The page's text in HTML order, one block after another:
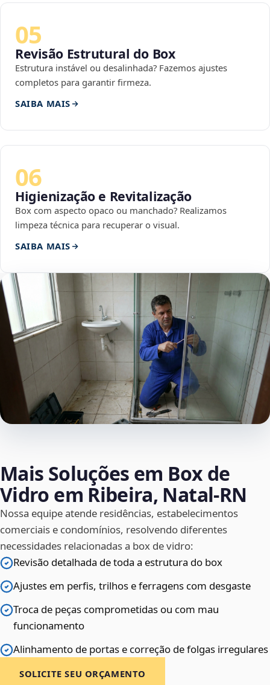
05
Revisão Estrutural do Box
Estrutura instável ou desalinhada? Fazemos ajustes
completos para garantir firmeza.
SAIBA MAIS
06
Higienização e Revitalização
Box com aspecto opaco ou manchado? Realizamos
limpeza técnica para recuperar o visual.
SAIBA MAIS
Mais Soluções em Box de
Vidro em Ribeira, Natal‑RN
Nossa equipe atende residências, estabelecimentos
comerciais e condomínios, resolvendo diferentes
necessidades relacionadas a box de vidro:
Revisão detalhada de toda a estrutura do box
Ajustes em perfis, trilhos e ferragens com desgaste
Troca de peças comprometidas ou com mau
funcionamento
Alinhamento de portas e correção de folgas irregulares
SOLICITE SEU ORÇAMENTO